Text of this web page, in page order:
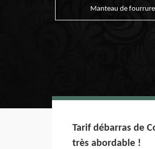
Manteau de fourrure
Tarif débarras de
très abordable !